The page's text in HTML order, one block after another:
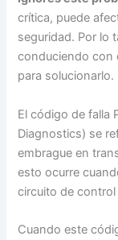
crítica, puede
seguridad. Por lo
conduciendo con
para solucionarlo.
El código de falla
Diagnostics) se
embrague en
esto ocurre
circuito de control
Cuando este